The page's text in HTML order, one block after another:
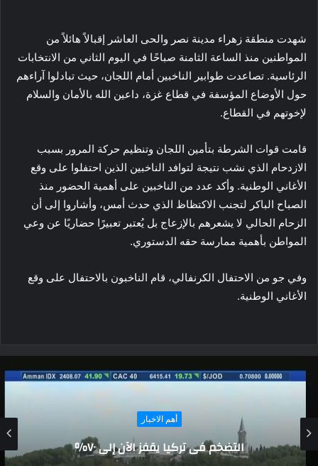
شهدت منطقة زهراء مدينة نصر والحى العاشر إقبالاً هائلاً من
المواطنين منذ الساعة الثامنة صباحًا في اليوم الثاني من الانتخابات
الرئاسية. تصاعدت طوابير الناخبين أمام اللجان، حيث تبادلوا آراءهم
حول الأوضاع المؤسفة في قطاع غزة، داعين الله بالأمان والسلام
لإخوتهم في القطاع.
قامت قوات الشرطة بتأمين اللجان وتنظيم حركة المرور بسبب
الازدحام الذي نشب نتيجة لتوافد الناخبين الذين احتفلوا على وقع
الأغاني الوطنية. وأكد عدد من الناخبين على أهمية الحضور منذ
الصباح الباكر لتجنب الاكتظاظ الذي حدث أمس، وأشاروا إلى أن
الزحام الحالي لا يشعرهم بالإزعاج بل يُعتبر تعبيرًا حضاريًا عن وعي
المواطن بأهمية ممارسة حقه الدستوري.
وفي جو من الاحتفال الكرنفالي، قام الناخبون بالاحتفال على وقع
الأغاني الوطنية.
أهم الاخبار
محافظ مطروح: إنشاء مجزر ومحجر بيطرى ومصنع
كومبوست علي مساحة 100 ألف م2